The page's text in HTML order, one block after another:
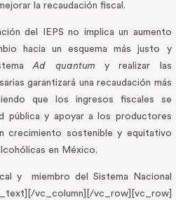
la recaudación fiscal.
del IEPS no implica un aumento
hacia un esquema más justo y
Ad quantum y realizar las
garantizará una recaudación más
que los ingresos fiscales se
pública y apoyar a los productores
crecimiento sostenible y equitativo
en México.
y miembro del Sistema Nacional
vc_column][/vc_row][vc_row]